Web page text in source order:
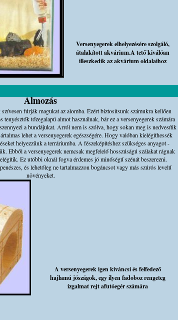
Almozás
fúrják magukat az alomba. Ezért biztosítsunk számukra kellően
tenyésztők tőzegalapú almot használnak, bár ez a versenyegerek számára
a bundájukat. Arról nem is szólva, hogy sokan meg is nedvesítik
lehet a versenyegerek egészségére. Hogy valóban kielégíthessék
helyezzünk a terráriumba. A fészeképítéshez szükséges anyagot -
Ebből a versenyegerek nemcsak megfelelő hosszúságú szálakat rágnak
Ez utóbbi oknál fogva érdemes jó minőségű szénát beszerezni.
és lehetőleg ne tartalmazzon bogáncsot vagy más szúrós levelű
növényeket.
Versenyegerek elhelyezésére szolgáló,
átalakított akvárium.A tető kiválóan
illeszkedik az akvárium oldalaihoz
A versenyegerek igen kiváncsi és felfedező
hajlamú jószágok, egy ilyen fadoboz rengeteg
izgalmat rejt afutóegér számára